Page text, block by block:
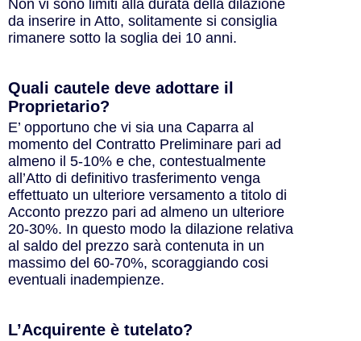
Non vi sono limiti alla durata della dilazione
da inserire in Atto, solitamente si consiglia
rimanere sotto la soglia dei 10 anni.
Quali cautele deve adottare il
Proprietario?​
E’ opportuno che vi sia una Caparra al
momento del Contratto Preliminare pari ad
almeno il 5-10% e che, contestualmente
all’Atto di definitivo trasferimento venga
effettuato un ulteriore versamento a titolo di
Acconto prezzo pari ad almeno un ulteriore
20-30%. In questo modo la dilazione relativa
al saldo del prezzo sarà contenuta in un
massimo del 60-70%, scoraggiando cosi
eventuali inadempienze.
L’Acquirente è tutelato?​